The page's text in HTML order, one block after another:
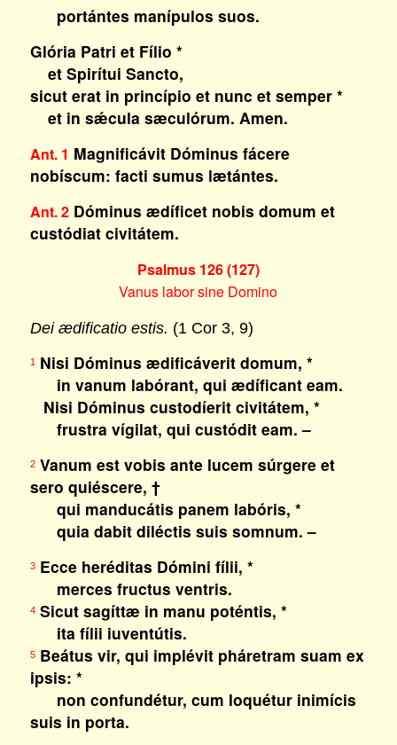
portántes manípulos suos.
Glória Patri et Fílio *
et Spirítui Sancto,
sicut erat in princípio et nunc et semper *
et in sǽcula sæculórum. Amen.
Ant. 1 Magnificávit Dóminus fácere
nobíscum: facti sumus lætántes.
Ant. 2Dóminus ædíficet nobis domum et
custódiat civitátem.
Psalmus 126 (127)
Vanus labor sine Domino
Dei ædificatio estis. (1 Cor 3, 9)
1Nisi Dóminus ædificáverit domum, *
in vanum labórant, qui ædíficant eam.
Nisi Dóminus custodíerit civitátem, *
frustra vígilat, qui custódit eam. –
2Vanum est vobis ante lucem súrgere et
sero quiéscere, †
qui manducátis panem labóris, *
quia dabit diléctis suis somnum. –
3Ecce heréditas Dómini fílii, *
merces fructus ventris.
4Sicut sagíttæ in manu poténtis, *
ita fílii iuventútis.
5Beátus vir, qui implévit pháretram suam ex
ipsis: *
non confundétur, cum loquétur inimícis
suis in porta.